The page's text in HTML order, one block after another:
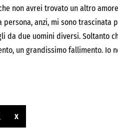
non avrei trovato un altro
persona, anzi, mi sono
da due uomini diversi. Soltanto
un grandissimo fallimento. Io
X